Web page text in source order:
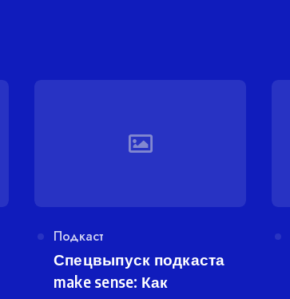
Категория
Подкаст
Спецвыпуск подкаста
make sense: Как